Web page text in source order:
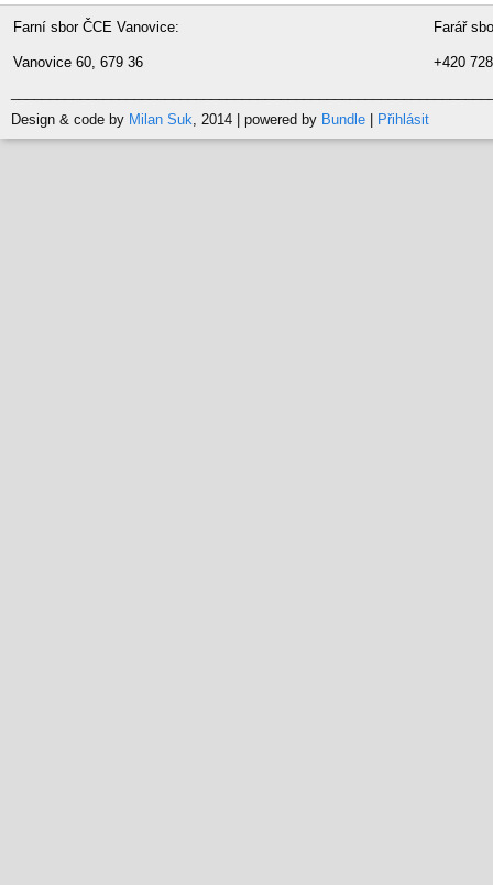
Farní sbor ČCE Vanovice:
Vanovice 60, 679 36
+420
Design & code by Milan Suk, 2014 | powered by Bundle Přihlásit